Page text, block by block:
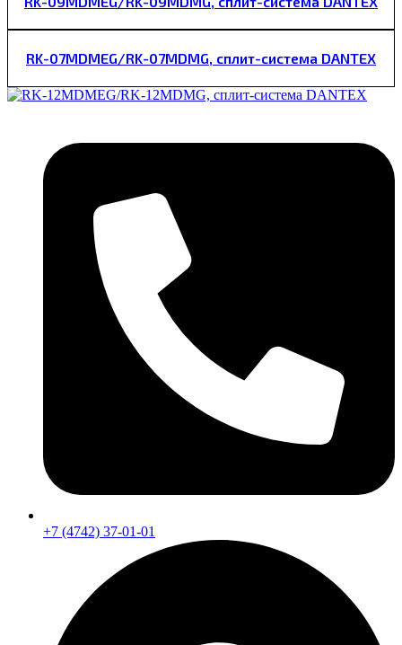
RK-07MDMEG/RK-07MDMG, сплит-система DANTEX
+7 (4742) 37-01-01